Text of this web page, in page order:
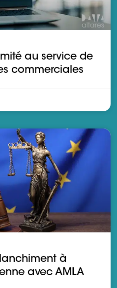
au service de
commerciales
à
avec AMLA